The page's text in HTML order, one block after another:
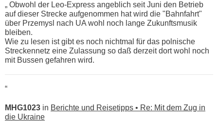
„ Obwohl der Leo-Express angeblich seit Juni den Betrieb
auf dieser Strecke aufgenommen hat wird die "Bahnfahrt"
über Przemysl nach UA wohl noch lange Zukunftsmusik
bleiben.
Wie zu lesen ist gibt es noch nichtmal für das polnische
Streckennetz eine Zulassung so daß derzeit dort wohl noch
mit Bussen gefahren wird.
“
MHG1023 in Berichte und Reisetipps • Re: Mit dem Zug in
die Ukraine